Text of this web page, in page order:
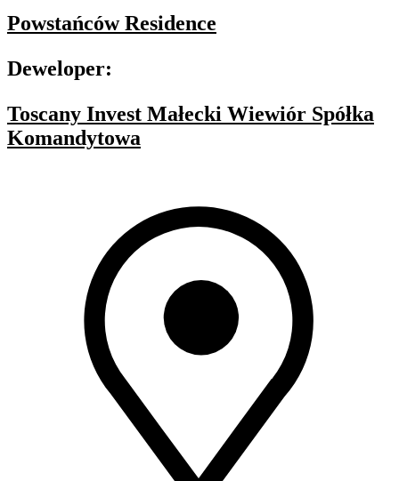
Powstańców Residence
Deweloper:
Toscany Invest Małecki Wiewiór Spółka
Komandytowa